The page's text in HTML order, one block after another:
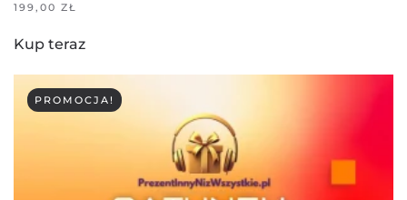
199,00 ZŁ
Kup teraz
PROMOCJA!